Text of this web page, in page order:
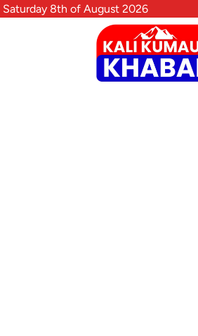
Saturday 8th of August 2026